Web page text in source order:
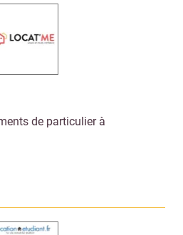
de particulier à